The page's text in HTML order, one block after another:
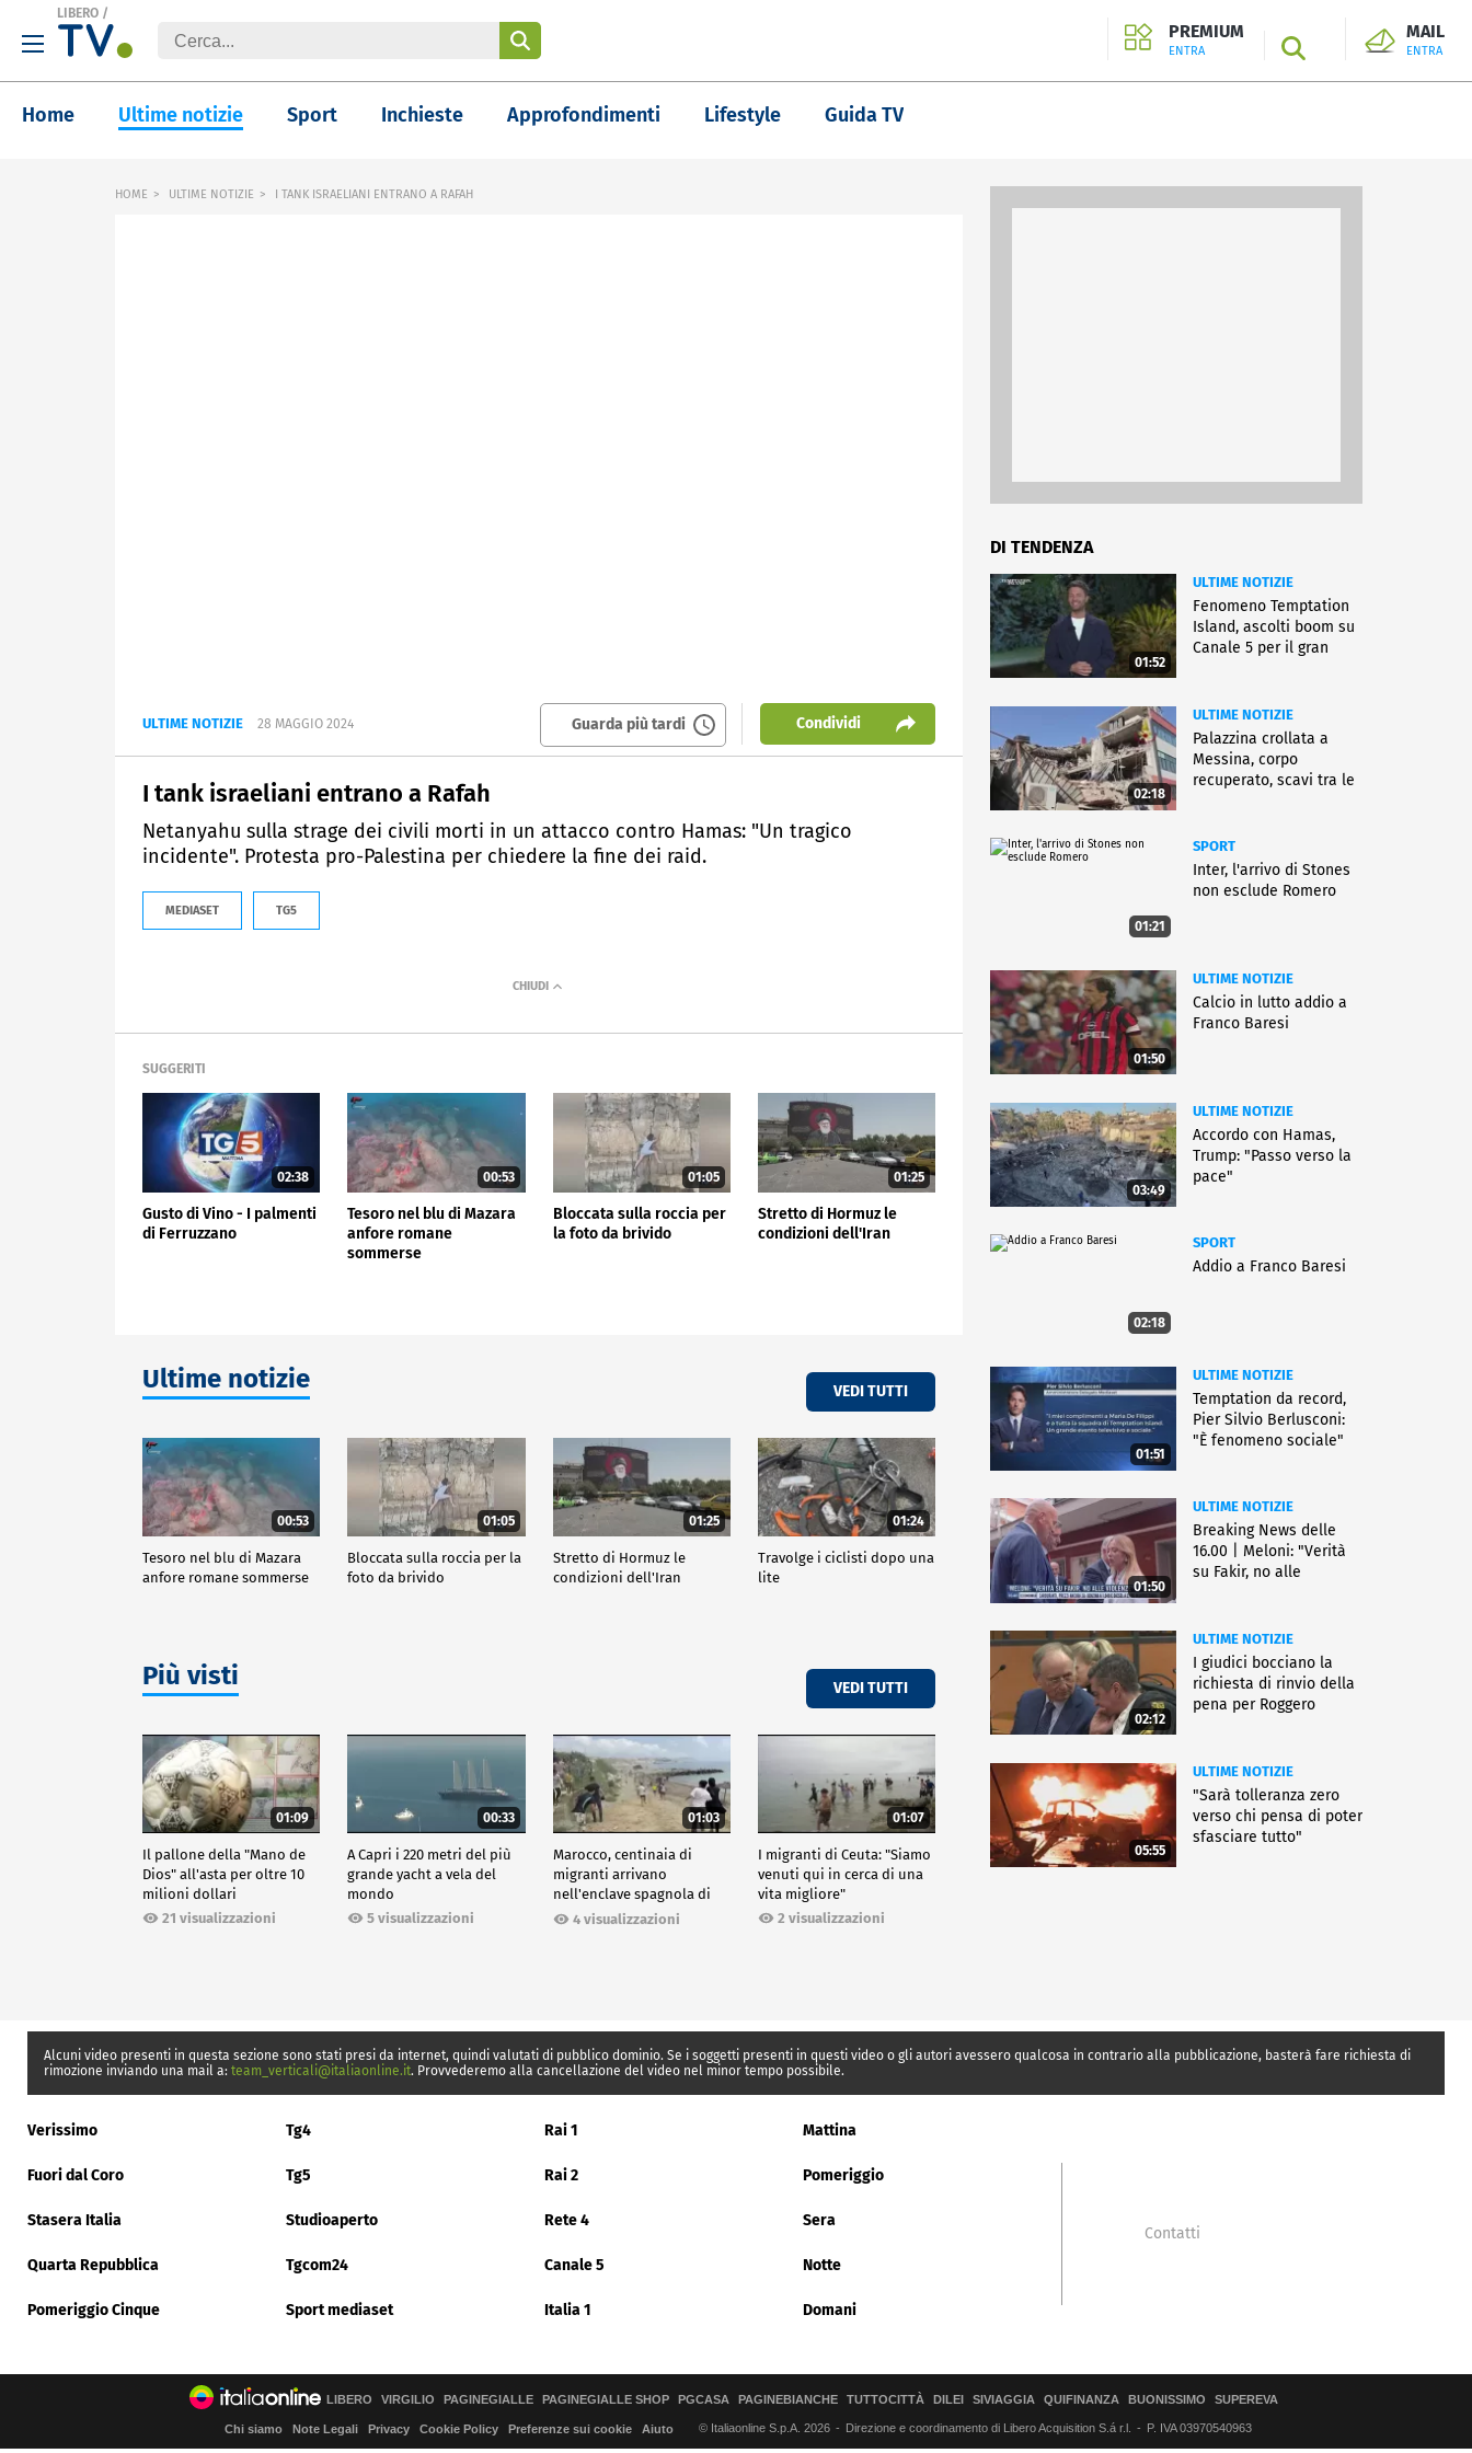
LIBERO /
PREMIUM
ENTRA SEARCH
MAIL
ENTRA
Home Ultime notizie Sport Inchieste Approfondimenti Lifestyle Guida TV
HOME ULTIME NOTIZIE I TANK ISRAELIANI ENTRANO A RAFAH
ULTIME NOTIZIE 28 MAGGIO 2024 Guarda più tardi Condividi
I tank israeliani entrano a Rafah
Netanyahu sulla strage dei civili morti in un attacco contro Hamas: "Un tragico
incidente". Protesta pro-Palestina per chiedere la fine dei raid.
MEDIASET TG5
SUGGERITI
02:38
Gusto di Vino - I palmenti
di Ferruzzano
00:53
Tesoro nel blu di Mazara
anfore romane
sommerse
01:05
Bloccata sulla roccia per
la foto da brivido
01:25
Stretto di Hormuz le
condizioni dell'Iran
Ultime notizie VEDI TUTTI
00:53
Tesoro nel blu di Mazara
anfore romane sommerse
01:05
Bloccata sulla roccia per la
foto da brivido
01:25
Stretto di Hormuz le
condizioni dell'Iran
01:24
Travolge i ciclisti dopo una
lite
Più visti VEDI TUTTI
01:09
Il pallone della "Mano de
Dios" all'asta per oltre 10
milioni dollari
21 visualizzazioni
00:33
A Capri i 220 metri del più
grande yacht a vela del
mondo
5 visualizzazioni
01:03
Marocco, centinaia di
migranti arrivano
nell'enclave spagnola di
Ceuta4 visualizzazioni
01:07
I migranti di Ceuta: "Siamo
venuti qui in cerca di una
vita migliore"
2 visualizzazioni
DI TENDENZA
01:52
ULTIME NOTIZIE
Fenomeno Temptation
Island, ascolti boom su
Canale 5 per il gran
02:18
ULTIME NOTIZIE
Palazzina crollata a
Messina, corpo
recuperato, scavi tra le
01:21
SPORT
Inter, l'arrivo di Stones
non esclude Romero
01:50
ULTIME NOTIZIE
Calcio in lutto addio a
Franco Baresi
03:49
ULTIME NOTIZIE
Accordo con Hamas,
Trump: "Passo verso la
pace"
02:18
SPORT
Addio a Franco Baresi
01:51
ULTIME NOTIZIE
Temptation da record,
Pier Silvio Berlusconi:
"È fenomeno sociale"
01:50
ULTIME NOTIZIE
Breaking News delle
16.00 | Meloni: "Verità
su Fakir, no alle
02:12
ULTIME NOTIZIE
I giudici bocciano la
richiesta di rinvio della
pena per Roggero
05:55
ULTIME NOTIZIE
"Sarà tolleranza zero
verso chi pensa di poter
sfasciare tutto"
Alcuni video presenti in questa sezione sono stati presi da internet, quindi valutati di pubblico dominio. Se i soggetti presenti in questi video o gli autori avessero qualcosa in contrario alla pubblicazione, basterà fare richiesta di
rimozione inviando una mail a: team_verticali@italiaonline.it. Provvederemo alla cancellazione del video nel minor tempo possibile.
Verissimo Tg4 Rai 1 Mattina
Fuori dal Coro Tg5 Rai 2 Pomeriggio
Stasera Italia Studioaperto Rete 4 Sera
Quarta Repubblica Tgcom24 Canale 5 Notte
Pomeriggio Cinque Sport mediaset Italia 1 Domani
Contatti
LIBERO VIRGILIO PAGINEGIALLE PAGINEGIALLE SHOP PGCASA PAGINEBIANCHE TUTTOCITTÀ DILEI SIVIAGGIA QUIFINANZA BUONISSIMO SUPEREVA
Chi siamo Note Legali Privacy Cookie Policy Preferenze sui cookie Aiuto © Italiaonline S.p.A. 2026 Direzione e coordinamento di Libero Acquisition S.á r.l. P. IVA 03970540963